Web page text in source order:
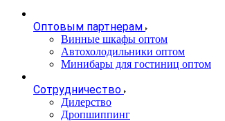
Оптовым партнерам
Винные шкафы оптом
Автохолодильники оптом
Минибары для гостиниц оптом
Сотрудничество
Дилерство
Дропшиппинг